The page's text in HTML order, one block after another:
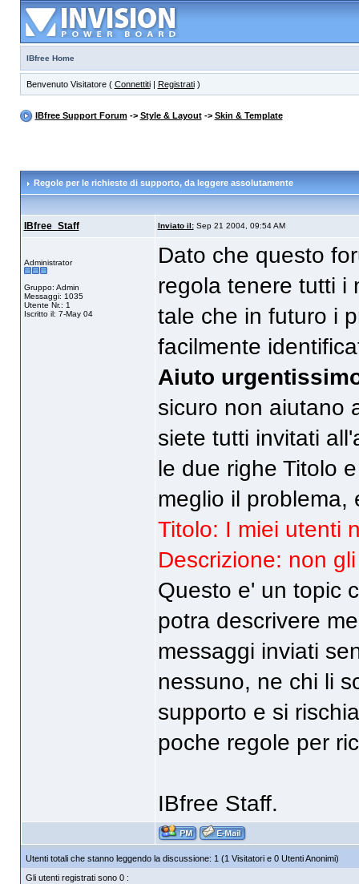
IBfree Home
Benvenuto Visitatore ( Connettiti| Registrati)
IBfree Support Forum-> Style & Layout-> Skin & Template
Regole per le richieste di supporto, da leggere assolutamente
IBfree_Staff Inviato il:Sep 21 2004, 09:54 AM
Administrator
Gruppo: Admin
Messaggi: 1035
Utente Nr.: 1
Iscritto il: 7-May 04
Dato che questo
regola tenere tutti i
tale che in futuro i
facilmente
Aiuto
sicuro non aiutano
siete tutti invitati
le due righe Titolo
meglio il problema,
Titolo: I miei utenti
Descrizione: non
Questo e' un topic
potra descrivere
messaggi inviati
nessuno, ne chi li
supporto e si
poche regole per
IBfree Staff.
Utenti totali che stanno leggendo la discussione: 1 (1 Visitatori e 0 Utenti Anonimi)
Gli utenti registrati sono 0 :